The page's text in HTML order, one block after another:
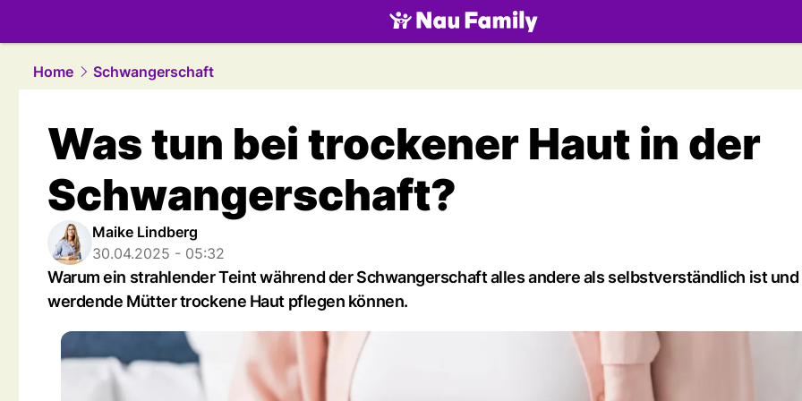
family.NAU.ch
Home
Schwangerschaft
Was tun bei trockener Haut in der
Schwangerschaft?
Maike Lindberg
30.04.2025 - 05:32
Warum ein strahlender Teint während der Schwangerschaft alles andere als selbstverständlich ist
werdende Mütter trockene Haut pflegen können.